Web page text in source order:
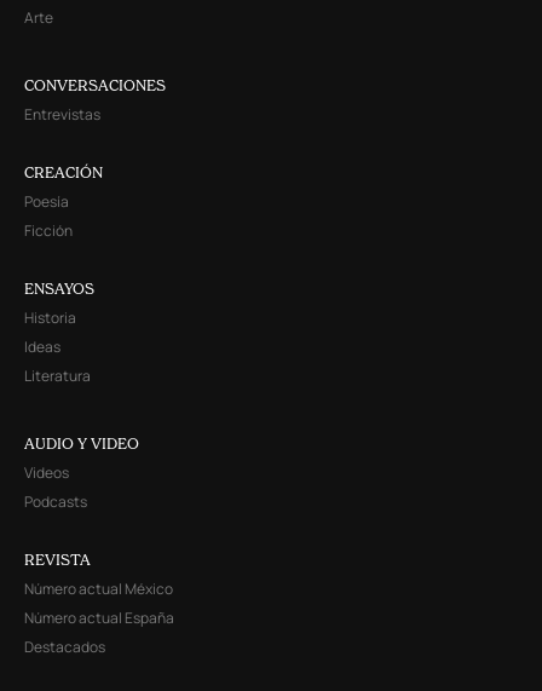
Arte
CONVERSACIONES
Entrevistas
CREACIÓN
Poesía
Ficción
ENSAYOS
Historia
Ideas
Literatura
AUDIO Y VIDEO
Videos
Podcasts
REVISTA
Número actual México
Número actual España
Destacados